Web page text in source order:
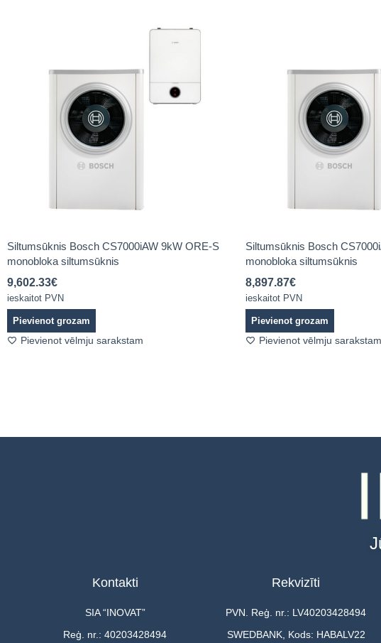
Siltumsūknis Bosch CS7000iAW 9kW ORE-S
monobloka siltumsūknis
9,602.33€
ieskaitot PVN
Pievienot grozam
Pievienot vēlmju sarakstam
Siltumsūknis Bosch
monobloka siltumsūknis
8,897.87€
ieskaitot PVN
Pievienot grozam
Pievienot vēlmju sarakstam
Kontakti
SIA “INOVAT”
Reģ. nr.: 40203428494
Rekvizīti
PVN. Reģ. nr.: LV40203428494
SWEDBANK, Kods: HABALV22